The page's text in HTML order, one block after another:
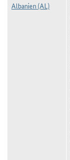
Albanien (AL)